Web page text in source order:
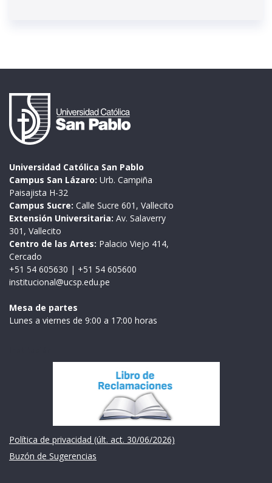
Universidad Católica San Pablo
Campus San Lázaro: Urb. Campiña
Paisajista H-32
Campus Sucre: Calle Sucre 601, Vallecito
Extensión Universitaria: Av. Salaverry
301, Vallecito
Centro de las Artes: Palacio Viejo 414,
Cercado
+51 54 605630 | +51 54 605600
institucional@ucsp.edu.pe
Mesa de partes
Lunes a viernes de 9:00 a 17:00 horas
Política de privacidad (últ. act. 30/06/2026)
Buzón de Sugerencias